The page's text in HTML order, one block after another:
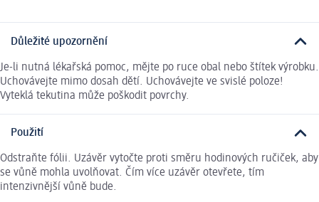
Důležité upozornění
Je-li nutná lékařská pomoc, mějte po ruce obal nebo štítek výrobku.
Uchovávejte mimo dosah dětí. Uchovávejte ve svislé poloze!
Vyteklá tekutina může poškodit povrchy.
Použití
Odstraňte fólii. Uzávěr vytočte proti směru hodinových ručiček, aby
se vůně mohla uvolňovat. Čím více uzávěr otevřete, tím
intenzivnější vůně bude.